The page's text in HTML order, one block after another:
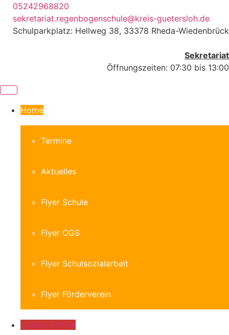
Zum
Inhalt
springen
05242968820
sekretariat.regenbogenschule@kreis-guetersloh.de
Schulparkplatz: Hellweg 38, 33378 Rheda-Wiedenbrück
Sekretariat
Öffnungszeiten: 07:30 bis 13:00
Home
Termine
Aktuelles
Flyer Schule
Flyer OGS
Flyer Schulsozialarbeit
Flyer Förderverein
Unsere Schule